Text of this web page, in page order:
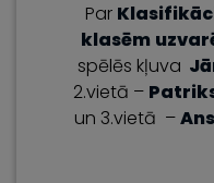
Par
klasēm
spēlēs kļuva
2.vietā –
un 3.vietā –